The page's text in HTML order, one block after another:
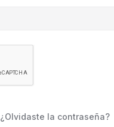
¿Olvidaste la contraseña?